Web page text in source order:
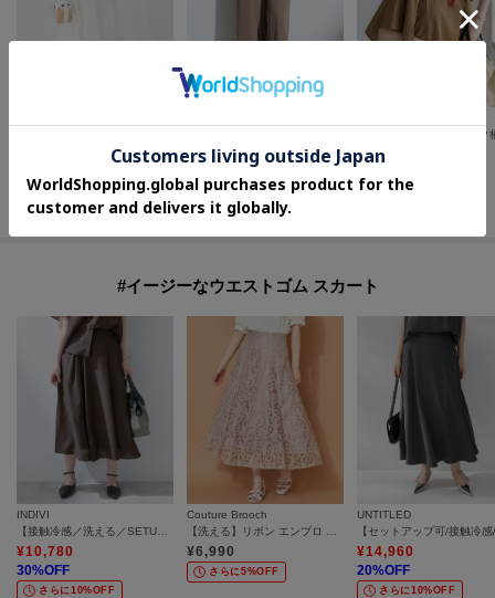
¥10,010
さらに10%OFF
¥8,382
さらに10%OFF
#イージーなウエストゴム スカート
INDIVI
【接触冷感／洗える／SETUP可能】シアーシャンブレータックフレアスカート
¥10,780
30%OFF
さらに10%OFF
Couture Brooch
【洗える】リボン エンブロ スカート
¥6,990
さらに5%OFF
UNTITLED
¥14,960
20%OFF
さらに10%OFF